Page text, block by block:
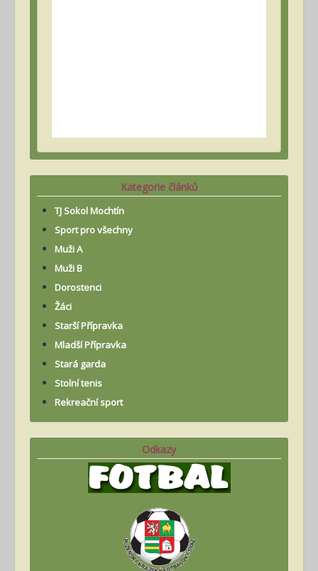
Kategorie článků
TJ Sokol Mochtín
Sport pro všechny
Muži A
Muži B
Dorostenci
Žáci
Starší Přípravka
Mladší Přípravka
Stará garda
Stolní tenis
Rekreační sport
Odkazy